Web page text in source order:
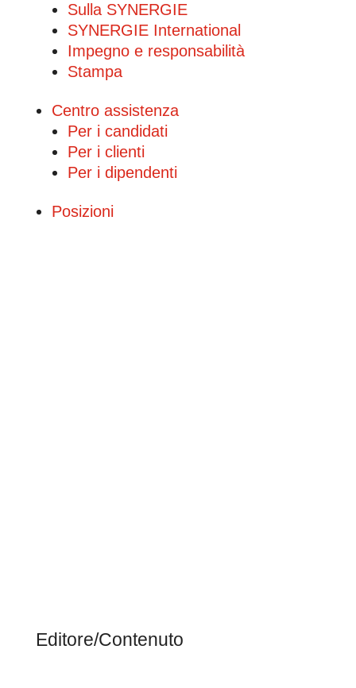
Sulla SYNERGIE
SYNERGIE International
Impegno e responsabilità
Stampa
Centro assistenza
Per i candidati
Per i clienti
Per i dipendenti
Posizioni
Editore/Contenuto